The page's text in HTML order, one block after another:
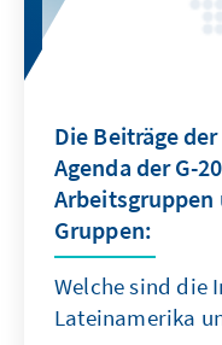
Die Beiträge
Agenda der G-
Gruppen:
Welche sind die
Lateinamerika